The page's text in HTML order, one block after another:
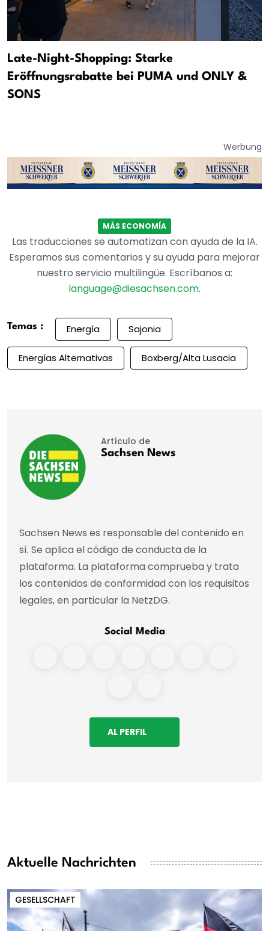
Late-Night-Shopping: Starke
Eröffnungsrabatte bei PUMA und ONLY &
SONS
Werbung
MÁS ECONOMÍA
Las traducciones se automatizan con ayuda de la IA.
Esperamos sus comentarios y su ayuda para mejorar
nuestro servicio multilingüe. Escríbanos a:
language@diesachsen.com.
Temas : Energía Sajonia
Energías Alternativas Boxberg/Alta Lusacia
Artículo de
Sachsen News
Sachsen News es responsable del contenido en
sí. Se aplica el código de conducta de la
plataforma. La plataforma comprueba y trata
los contenidos de conformidad con los requisitos
legales, en particular la NetzDG.
Social Media
AL PERFIL
Aktuelle Nachrichten
GESELLSCHAFT